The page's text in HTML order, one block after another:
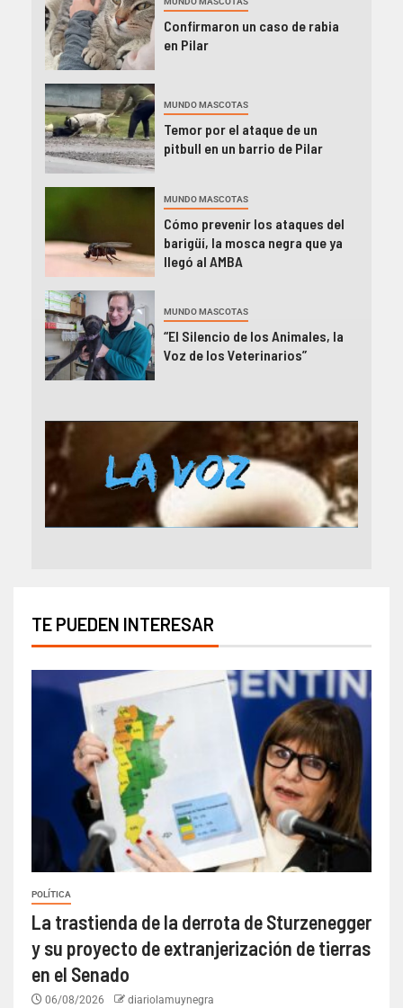
Confirmaron un caso de rabia
en Pilar
MUNDO MASCOTAS
Temor por el ataque de un
pitbull en un barrio de Pilar
MUNDO MASCOTAS
Cómo prevenir los ataques del
barigüí, la mosca negra que ya
llegó al AMBA
MUNDO MASCOTAS
“El Silencio de los Animales, la
Voz de los Veterinarios”
TE PUEDEN INTERESAR
POLÍTICA
La trastienda de la derrota de Sturzenegger
y su proyecto de extranjerización de tierras
en el Senado
06/08/2026 diariolamuynegra